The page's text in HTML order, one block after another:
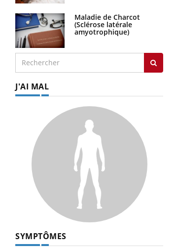
Maladie de Charcot
(Sclérose latérale
amyotrophique)
J'AI MAL
SYMPTÔMES